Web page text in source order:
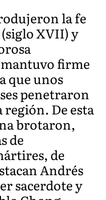
la fe
XVII) y
firme
que unos
penetraron
región. De esta
brotaron,
de
de
Andrés
sacerdote y